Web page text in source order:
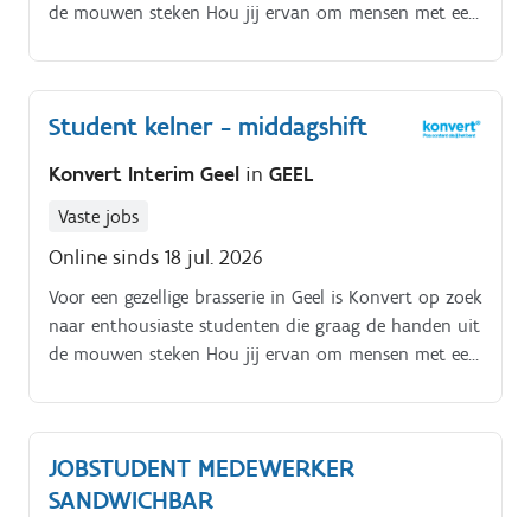
de mouwen steken Hou jij ervan om mensen met een
Student kelner - middagshift
Konvert Interim Geel in GEEL
Vaste jobs
Online sinds 18 jul. 2026
Voor een gezellige brasserie in Geel is Konvert op zoek
naar enthousiaste studenten die graag de handen uit
de mouwen steken Hou jij ervan om mensen met een
glaasje wijn? Dan ben jij de student die wij zoeken!.
JOBSTUDENT MEDEWERKER
SANDWICHBAR